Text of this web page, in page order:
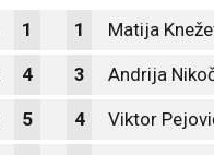
1 1 Matija
4 3 Andrija
5 4 Viktor